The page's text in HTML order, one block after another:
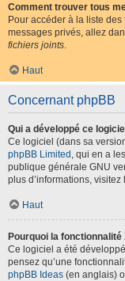
Comment trouver tous
Pour accéder à la liste
messages privés, allez
fichiers joints.
Haut
Concernant phpBB
Qui a développé ce
Ce logiciel (dans sa
phpBB Limited , qui en a
publique générale GNU
plus d’informations, visitez
Haut
Pourquoi la fonctionnalité
Ce logiciel a été
pensez qu’une
phpBB Ideas (en anglais)